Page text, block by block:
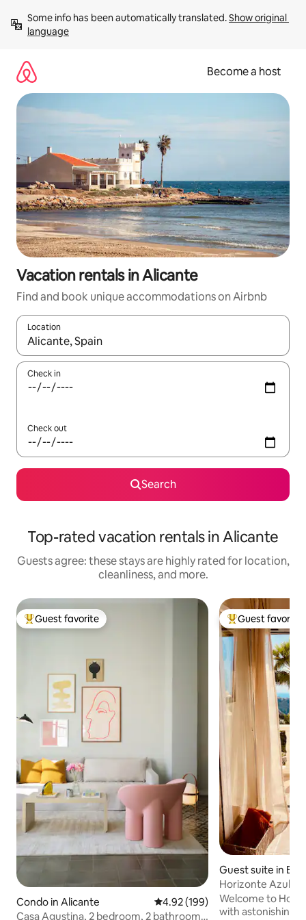
content
Some info has been automatically translated. Show original
language
Become a host
Vacation rentals in Alicante
Find and book unique accommodations on Airbnb
Location
When results are available, navigate with up and down arrow
Check in
Check out
Search
Top-rated vacation rentals in Alicante
Guests agree: these stays are highly rated for location,
cleanliness, and more.
Top guest favorite
Guest favorite
Condo in Alicante 4.92 out of 5 average rating,
4.92 (199)
Casa Agustina, 2 bedroom, 2 bathroom
Top guest
Guest favorite
Guest suite in
Horizonte Azul -
sea view
Welcome to
with astonishing